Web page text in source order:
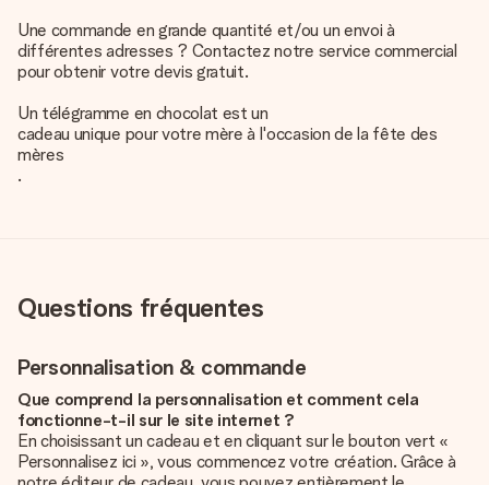
Une commande en grande quantité et/ou un envoi à
différentes adresses ? Contactez notre service commercial
pour obtenir votre devis gratuit.
Un télégramme en chocolat est un
cadeau unique pour votre mère à l'occasion de la fête des
mères
.
Questions fréquentes
Personnalisation & commande
Que comprend la personnalisation et comment cela
fonctionne-t-il sur le site internet ?
En choisissant un cadeau et en cliquant sur le bouton vert «
Personnalisez ici », vous commencez votre création. Grâce à